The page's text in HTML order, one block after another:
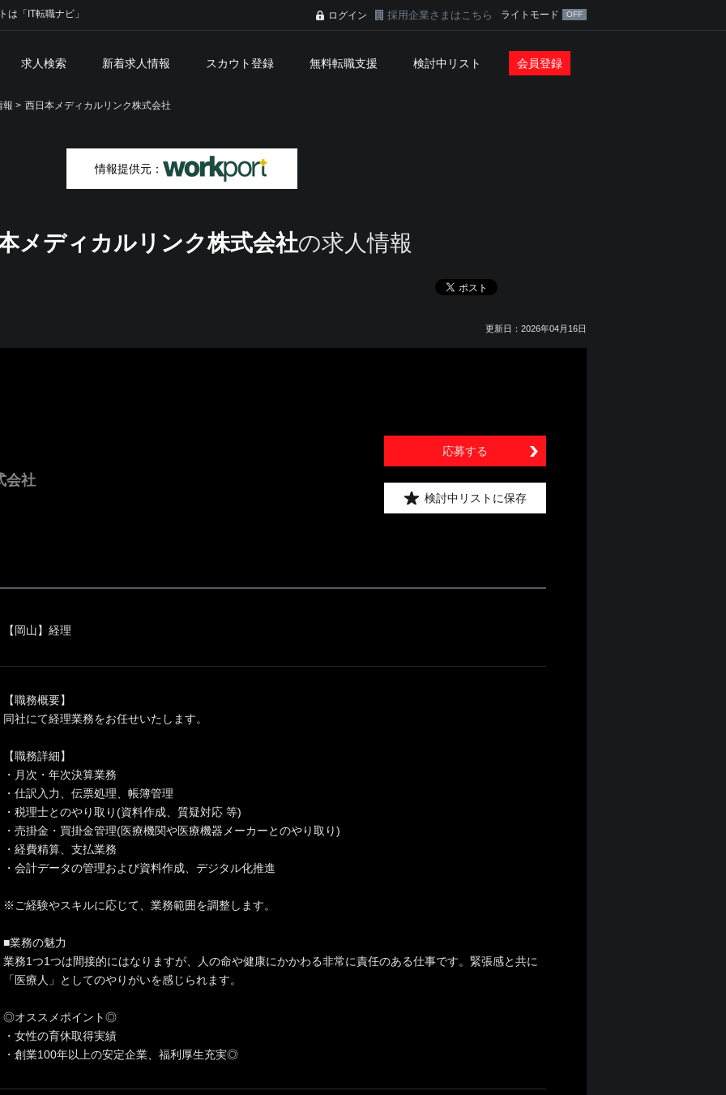
は「IT転職ナビ」 ログイン 採用企業さまはこちら ライトモード
求人検索 新着求人情報 スカウト登録 無料転職支援 検討中リスト 会員登録
報 > 西日本メディカルリンク株式会社
情報提供元：
メディカルリンク株式会社の求人情報
更新日：2026年04月16日
会社
応募する
検討中リストに保存
【岡山】経理
【職務概要】
同社にて経理業務をお任せいたします。
【職務詳細】
・月次・年次決算業務
・仕訳入力、伝票処理、帳簿管理
・税理士とのやり取り(資料作成、質疑対応 等)
・売掛金・買掛金管理(医療機関や医療機器メーカーとのやり取り)
・経費精算、支払業務
・会計データの管理および資料作成、デジタル化推進
※ご経験やスキルに応じて、業務範囲を調整します。
■業務の魅力
業務1つ1つは間接的にはなりますが、人の命や健康にかかわる非常に責任のある仕事です。緊張感と共に
「医療人」としてのやりがいを感じられます。
◎オススメポイント◎
・女性の育休取得実績
・創業100年以上の安定企業、福利厚生充実◎